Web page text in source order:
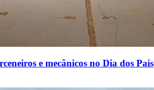
e mecânicos no Dia dos Pais